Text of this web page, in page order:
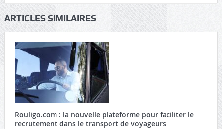
ARTICLES SIMILAIRES
Rouligo.com : la nouvelle plateforme pour faciliter le
recrutement dans le transport de voyageurs